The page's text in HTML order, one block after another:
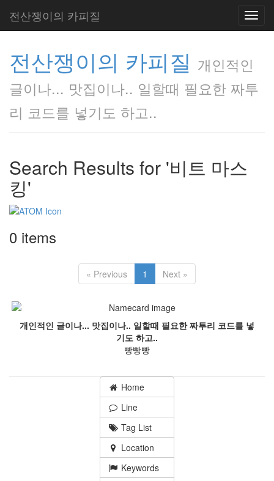
전산쟁이의 카피질
전산쟁이의 카피질 개인적인
글이나... 맛집이나.. 일할때 필요한 짜투
리 코드를 넣기도 하고..
Search Results for '비트 마스
킹'
0 items
« Previous 1 Next »
개인적인 글이나... 맛집이나.. 일할때 필요한 짜투리 코드를 넣
기도 하고..
빵빵빵
Home
Line
Tag List
Location
Keywords